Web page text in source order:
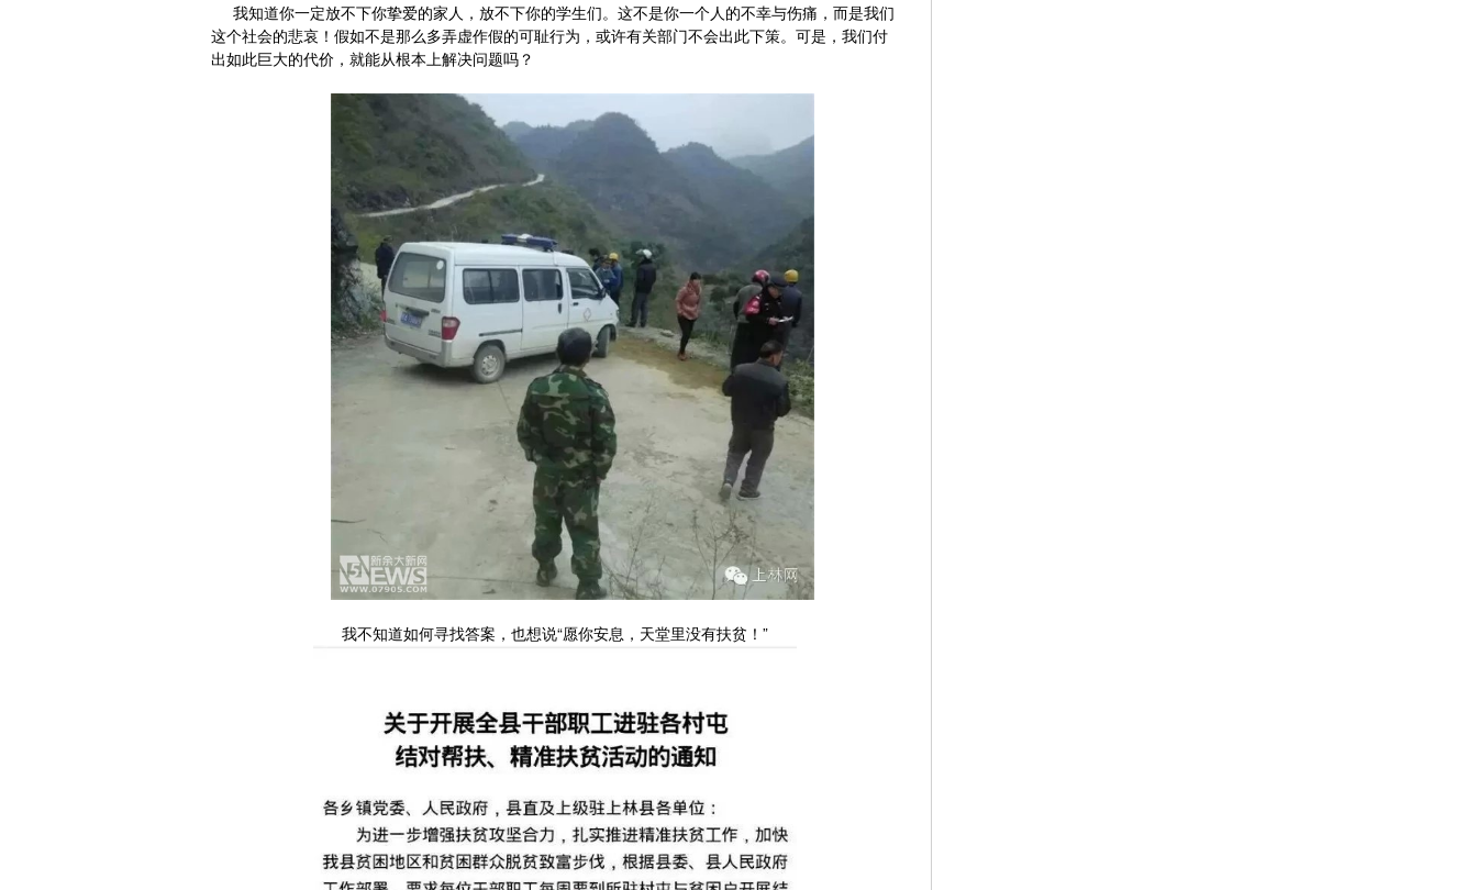
我知道你一定放不下你挚爱的家人，放不下你的学生们。这不是你一个人的不幸与伤痛，而是我们
这个社会的悲哀！假如不是那么多弄虚作假的可耻行为，或许有关部门不会出此下策。可是，我们付
出如此巨大的代价，就能从根本上解决问题吗？
我不知道如何寻找答案，也想说“愿你安息，天堂里没有扶贫！”